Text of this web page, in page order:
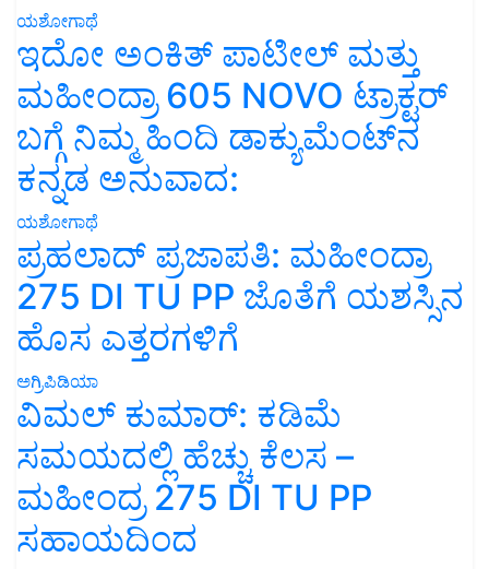
ಯಶೋಗಾಥೆ
ಇದೋ ಅಂಕಿತ್ ಪಾಟೀಲ್ ಮತ್ತು
ಮಹೀಂದ್ರಾ 605 NOVO ಟ್ರಾಕ್ಟರ್
ಬಗ್ಗೆ ನಿಮ್ಮ ಹಿಂದಿ ಡಾಕ್ಯುಮೆಂಟ್‌ನ
ಕನ್ನಡ ಅನುವಾದ:
ಯಶೋಗಾಥೆ
ಪ್ರಹಲಾದ್ ಪ್ರಜಾಪತಿ: ಮಹೀಂದ್ರಾ
275 DI TU PP ಜೊತೆಗೆ ಯಶಸ್ಸಿನ
ಹೊಸ ಎತ್ತರಗಳಿಗೆ
ಅಗ್ರಿಪಿಡಿಯಾ
ವಿಮಲ್ ಕುಮಾರ್: ಕಡಿಮೆ
ಸಮಯದಲ್ಲಿ ಹೆಚ್ಚು ಕೆಲಸ –
ಮಹೀಂದ್ರ 275 DI TU PP
ಸಹಾಯದಿಂದ